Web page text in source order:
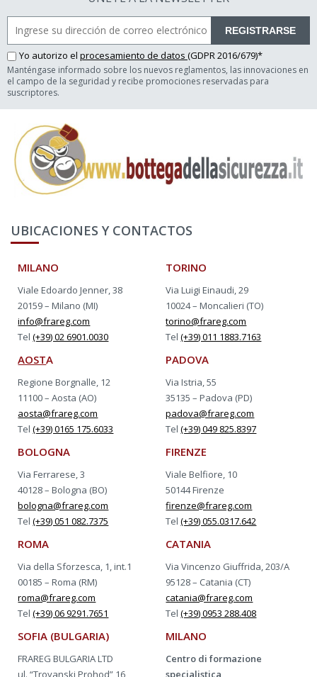
REGISTRARSE
Yo autorizo el procesamiento de datos (GDPR 2016/679)*
Manténgase informado sobre los nuevos reglamentos, las innovaciones en
el campo de la seguridad y recibe promociones reservadas para
suscriptores.
UBICACIONES Y CONTACTOS
MILANO
Viale Edoardo Jenner, 38
20159 – Milano (MI)
info@frareg.com
Tel(+39) 02 6901.0030
TORINO
Via Luigi Einaudi, 29
10024 – Moncalieri (TO)
torino@frareg.com
Tel(+39) 011 1883.7163
AOSTA
Regione Borgnalle, 12
11100 – Aosta (AO)
aosta@frareg.com
Tel(+39) 0165 175.6033
PADOVA
Via Istria, 55
35135 – Padova (PD)
padova@frareg.com
Tel(+39) 049 825.8397
BOLOGNA
Via Ferrarese, 3
40128 – Bologna (BO)
bologna@frareg.com
Tel(+39) 051 082.7375
FIRENZE
Viale Belfiore, 10
50144 Firenze
firenze@frareg.com
Tel(+39) 055.0317.642
ROMA
Via della Sforzesca, 1, int.1
00185 – Roma (RM)
roma@frareg.com
Tel(+39) 06 9291.7651
CATANIA
Via Vincenzo Giuffrida, 203/A
95128 – Catania (CT)
catania@frareg.com
Tel(+39) 0953 288.408
SOFIA (BULGARIA)
FRAREG BULGARIA LTD
ul. “Troyanski Prohod” 16
MILANO
Centro di formazione
specialistica